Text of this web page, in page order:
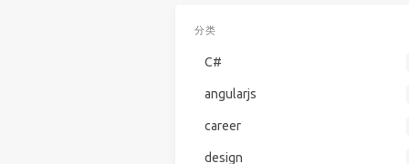
分类
C#
angularjs
career
design